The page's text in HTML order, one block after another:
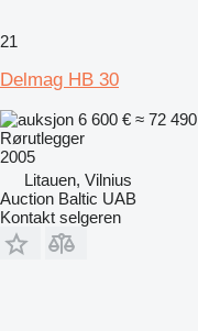
21
Delmag HB 30
6 600 € ≈ 72
Rørutlegger
2005
Litauen, Vilnius
Auction Baltic UAB
Kontakt selgeren